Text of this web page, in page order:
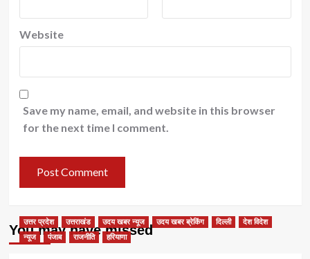
Website
Save my name, email, and website in this browser
for the next time I comment.
You may have missed
उत्तर प्रदेश उत्तराखंड उदय खबर न्यूज उदय खबर ब्रेकिंग दिल्ली
देश विदेश
न्यूज
पंजाब राजनीति हरियाणा